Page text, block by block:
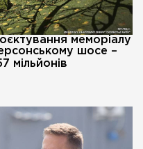
меморіалу
шосе –
мільйонів